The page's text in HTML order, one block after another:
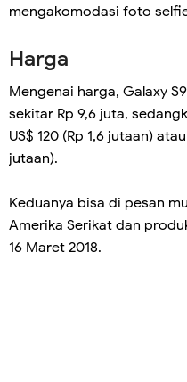
mengakomodasi foto
Harga
Mengenai harga, Galaxy
sekitar Rp 9,6 juta,
US$ 120 (Rp 1,6 jutaan)
jutaan).
Keduanya bisa di pesan
Amerika Serikat dan
16 Maret 2018.